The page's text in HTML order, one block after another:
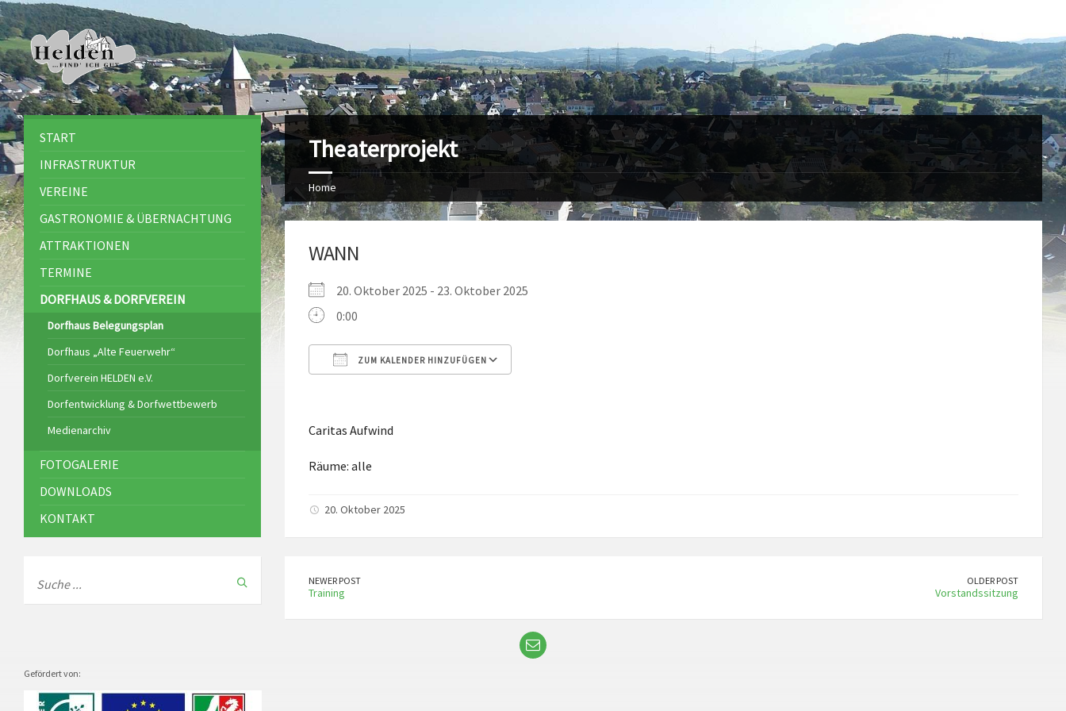
Theaterprojekt
Home
WANN
20. Oktober 2025 - 23. Oktober 2025
0:00
ZUM KALENDER HINZUFÜGEN
Caritas Aufwind
Räume: alle
20. Oktober 2025
NEWER POST
Training
OLDER POST
Vorstandssitzung
START
INFRASTRUKTUR
VEREINE
GASTRONOMIE & ÜBERNACHTUNG
ATTRAKTIONEN
TERMINE
DORFHAUS & DORFVEREIN
Dorfhaus Belegungsplan
Dorfhaus „Alte Feuerwehr“
Dorfverein HELDEN e.V.
Dorfentwicklung & Dorfwettbewerb
Medienarchiv
FOTOGALERIE
DOWNLOADS
KONTAKT
Gefördert von: